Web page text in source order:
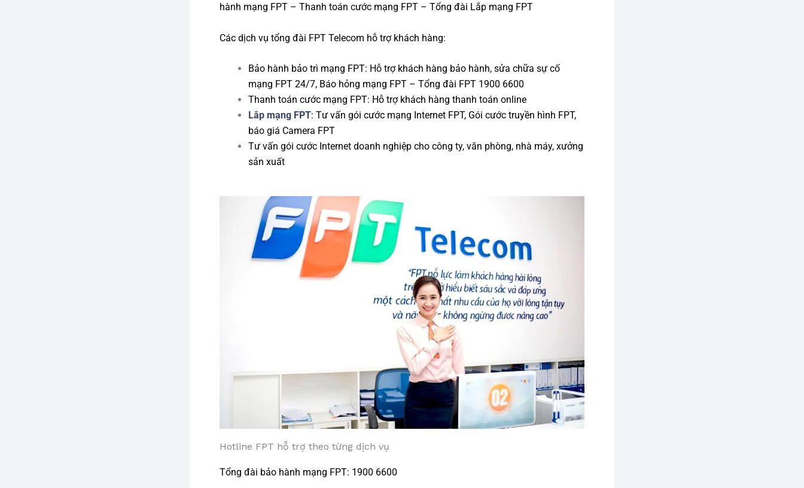
hành mạng FPT – Thanh toán cước mạng FPT – Tổng đài Lắp mạng FPT
Các dịch vụ tổng đài FPT Telecom hỗ trợ khách hàng:
Bảo hành bảo trì mạng FPT: Hỗ trợ khách hàng bảo hành, sửa chữa sự cố
mạng FPT 24/7, Báo hỏng mạng FPT – Tổng đài FPT 1900 6600
Thanh toán cước mạng FPT: Hỗ trợ khách hàng thanh toán online
Lắp mạng FPT: Tư vấn gói cước mạng Internet FPT, Gói cước truyền hình FPT,
báo giá Camera FPT
Tư vấn gói cước Internet doanh nghiệp cho công ty, văn phòng, nhà máy, xưởng
sản xuất
Hotline FPT hỗ trợ theo từng dịch vụ
Tổng đài bảo hành mạng FPT: 1900 6600